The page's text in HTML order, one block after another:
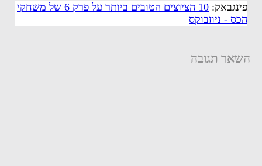
פינגבאק:
10 הציוצים הטובים ביותר על פרק 6 של משחקי
הכס - ניוזבוקס
השאר תגובה